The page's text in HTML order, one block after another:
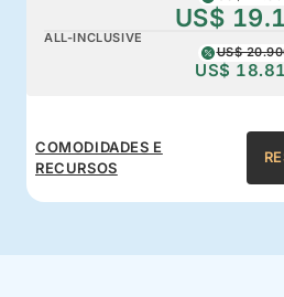
US$
ALL-INCLUSIVE
US$
US$
COMODIDADES E
RECURSOS